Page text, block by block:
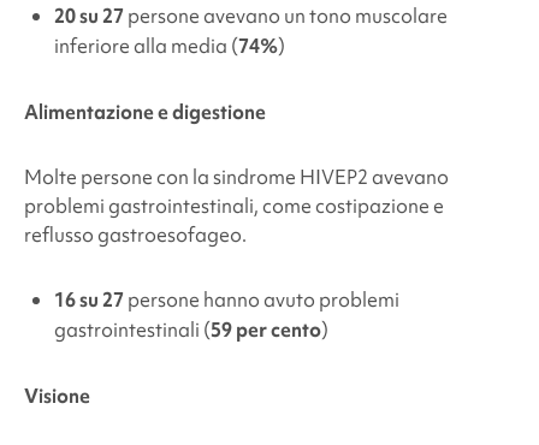
20 su 27 persone avevano un tono muscolare
inferiore alla media (74%)
Alimentazione e digestione
Molte persone con lasindrome HIVEP2 avevano
problemi gastrointestinali, come costipazione e
reflusso gastroesofageo.
16 su 27 persone hanno avuto problemi
gastrointestinali (59 per cento)
Visione